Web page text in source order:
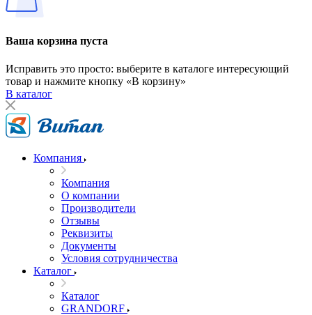
Ваша корзина пуста
Исправить это просто: выберите в каталоге интересующий
товар и нажмите кнопку «В корзину»
В каталог
Компания
Компания
О компании
Производители
Отзывы
Реквизиты
Документы
Условия сотрудничества
Каталог
Каталог
GRANDORF